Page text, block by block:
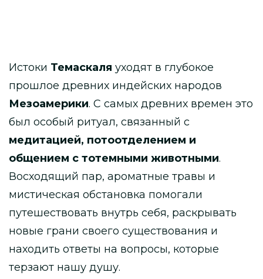
Истоки Темаскаля уходят в глубокое
прошлое древних индейских народов
Мезоамерики. С самых древних времен это
был особый ритуал, связанный с
медитацией, потоотделением и
общением с тотемными животными.
Восходящий пар, ароматные травы и
мистическая обстановка помогали
путешествовать внутрь себя, раскрывать
новые грани своего существования и
находить ответы на вопросы, которые
терзают нашу душу.